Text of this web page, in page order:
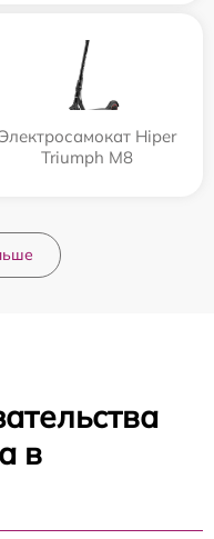
Электросамокат Hiper
Triumph M8
в